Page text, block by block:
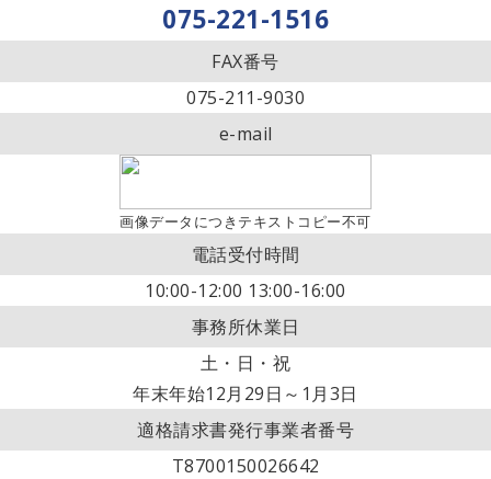
075-221-1516
FAX番号
075-211-9030
e-mail
画像データにつきテキストコピー不可
電話受付時間
10:00-12:00 13:00-16:00
事務所休業日
土・日・祝
年末年始12月29日～1月3日
適格請求書発行事業者番号
T8700150026642